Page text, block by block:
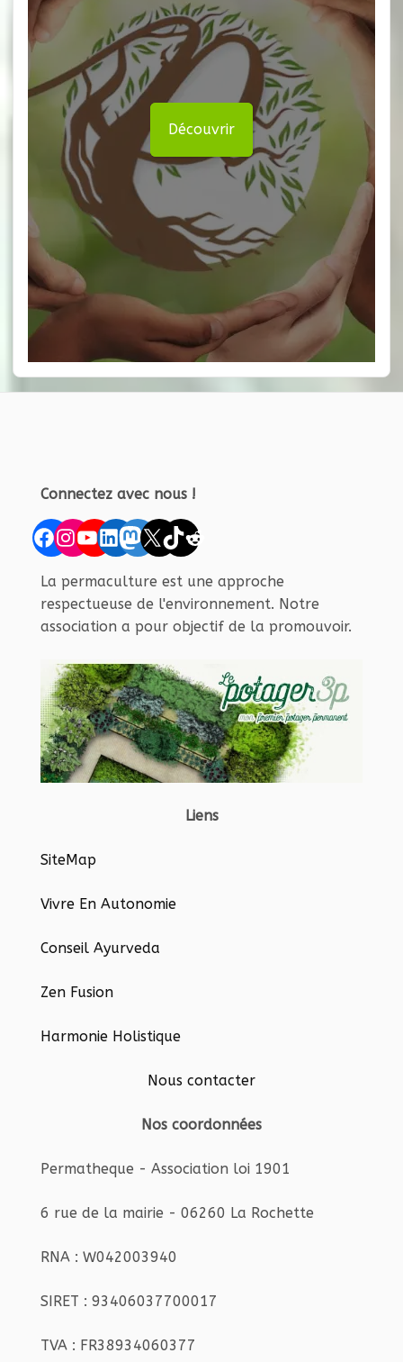
Découvrir
Connectez avec nous !
Facebook
Instagram
YouTube
LinkedIn
Mastodon
X TikTok
Reddit
La permaculture est une approche
respectueuse de l'environnement. Notre
association a pour objectif de la promouvoir.
Liens
SiteMap
Vivre En Autonomie
Conseil Ayurveda
Zen Fusion
Harmonie Holistique
Nous contacter
Nos coordonnées
Permatheque - Association loi 1901
6 rue de la mairie - 06260 La Rochette
RNA : W042003940
SIRET : 93406037700017
TVA : FR38934060377